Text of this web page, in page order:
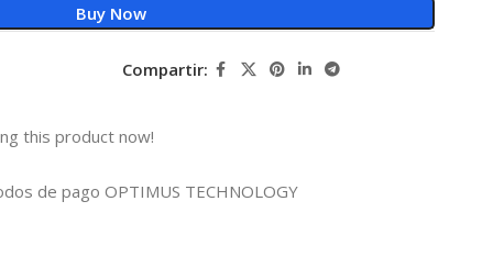
Buy Now
Compartir:
this product now!